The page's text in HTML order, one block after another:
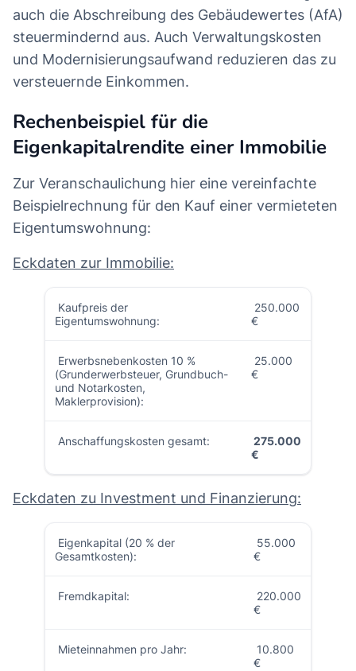
auch die Abschreibung des Gebäudewertes (AfA)
steuermindernd aus. Auch Verwaltungskosten
und Modernisierungsaufwand reduzieren das zu
versteuernde Einkommen.
Rechenbeispiel für die
Eigenkapitalrendite einer Immobilie
Zur Veranschaulichung hier eine vereinfachte
Beispielrechnung für den Kauf einer vermieteten
Eigentumswohnung:
Eckdaten zur Immobilie:
Kaufpreis der
Eigentumswohnung:
250.000
€
Erwerbsnebenkosten 10 %
(Grunderwerbsteuer, Grundbuch-
und Notarkosten,
Maklerprovision):
25.000
€
Anschaffungskosten gesamt:
275.000
€
Eckdaten zu Investment und Finanzierung:
Eigenkapital (20 % der
Gesamtkosten):
55.000
€
Fremdkapital:
220.000
€
Mieteinnahmen pro Jahr:
10.800
€